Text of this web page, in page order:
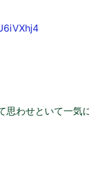
思わせといて一気